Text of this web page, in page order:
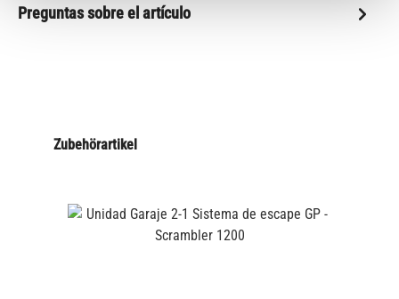
Preguntas sobre el artículo
Zubehörartikel